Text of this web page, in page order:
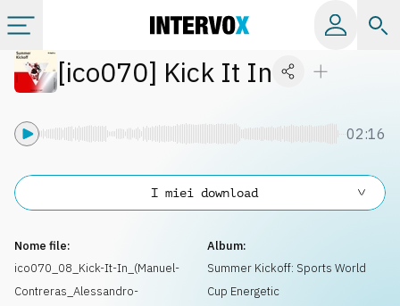
Categorie
Album
Playlist
Licenze
[ico070] Kick It In
02:16
Nome file:
ico070_08_Kick-It-In_(Manuel-
Contreras_Alessandro-
Album:
Summer Kickoff: Sports World
Cup Energetic
I miei download